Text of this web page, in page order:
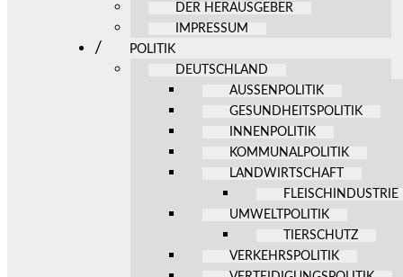
DER HERAUSGEBER
IMPRESSUM
POLITIK
DEUTSCHLAND
AUSSENPOLITIK
GESUNDHEITSPOLITIK
INNENPOLITIK
KOMMUNALPOLITIK
LANDWIRTSCHAFT
FLEISCHINDUSTRIE
UMWELTPOLITIK
TIERSCHUTZ
VERKEHRSPOLITIK